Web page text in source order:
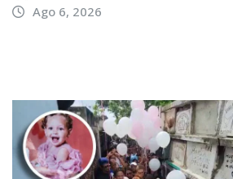
Ago 6, 2026